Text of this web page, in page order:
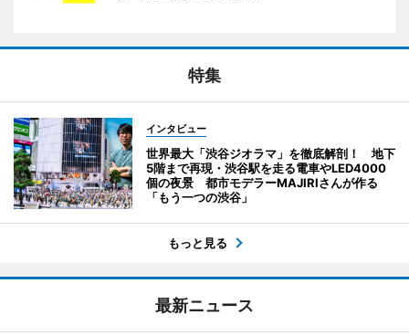
特集
インタビュー
世界最大「渋谷ジオラマ」を徹底解剖！ 地下
5階まで再現・渋谷駅を走る電車やLED4000
個の夜景 都市モデラーMAJIRIさんが作る
「もう一つの渋谷」
もっと見る
最新ニュース